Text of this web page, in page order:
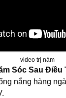
video trị nám
Sóc Sau Điều
nắng hàng